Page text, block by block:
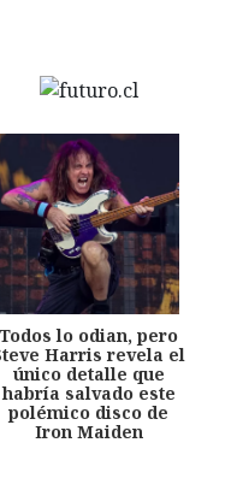
Todos lo odian, pero
Harris revela el
único detalle que
habría salvado este
polémico disco de
Iron Maiden